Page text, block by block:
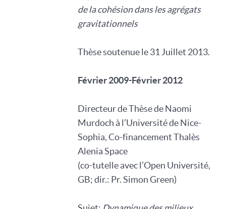
de la cohésion dans les agrégats
gravitationnels
Thèse soutenue le 31 Juillet 2013.
Février 2009-Février 2012
Directeur de Thèse de Naomi
Murdoch à l’Université de Nice-
Sophia, Co-financement Thalès
Alenia Space
(co-tutelle avec l’Open Université,
GB; dir.: Pr. Simon Green)